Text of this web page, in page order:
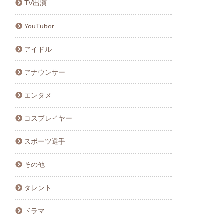
TV出演
YouTuber
アイドル
アナウンサー
エンタメ
コスプレイヤー
スポーツ選手
その他
タレント
ドラマ